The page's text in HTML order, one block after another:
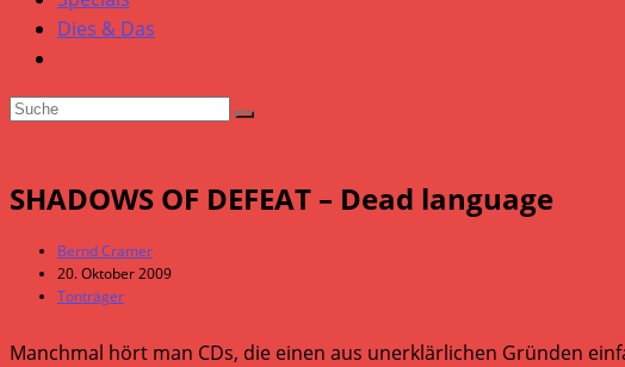
Dies & Das
SHADOWS OF DEFEAT – Dead language
Beitrags-
Autor:
Bernd Cramer
Beitrag
veröffentlicht:
20. Oktober 2009
Beitrags-
Tonträger
Manchmal hört man CDs, die einen aus unerklärlichen Gründen